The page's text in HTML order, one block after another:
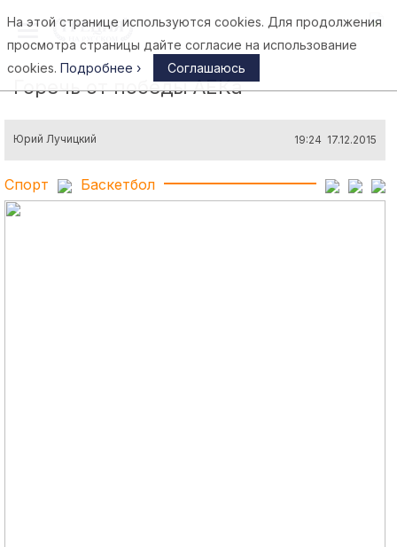
Афины
Горечь от победы АЕКа
Юрий Лучицкий 19:24 17.12.2015
Спорт Баскетбол
На этой странице используются cookies. Для продолжения
просмотра страницы дайте согласие на использование
cookies. Подробнее › Соглашаюсь